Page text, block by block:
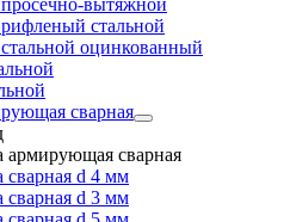
вытяжной
стальной
оцинкованный
сварная
армирующая сварная
сварная d 4 мм
сварная d 3 мм